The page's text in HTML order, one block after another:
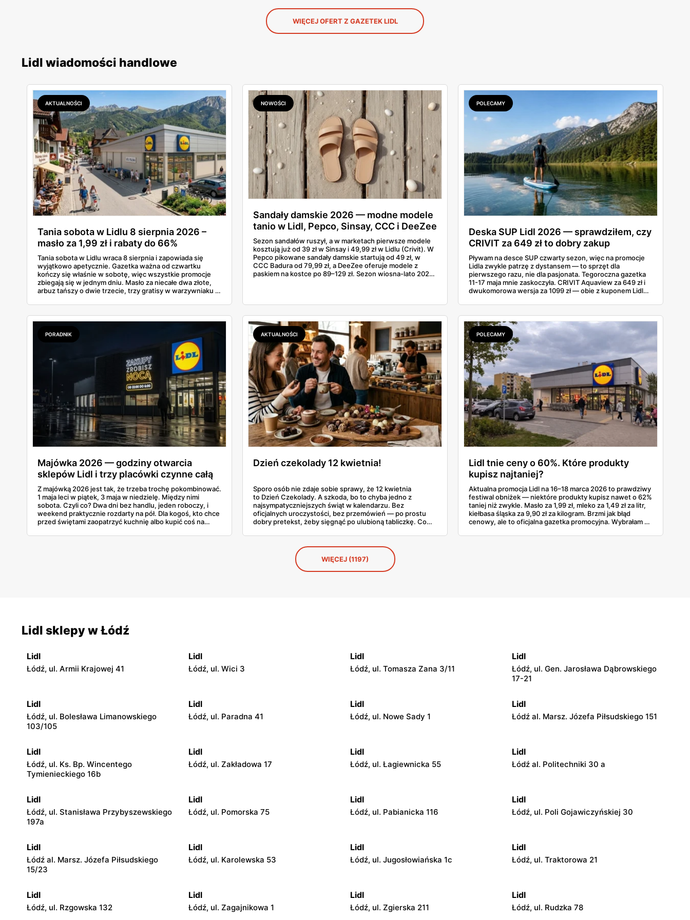
WIĘCEJ OFERT Z GAZETEK LIDL
Lidl wiadomości handlowe
AKTUALNOŚCI
Tania sobota w Lidlu 8 sierpnia 2026 –
masło za 1,99 zł i rabaty do 66%
Tania sobota w Lidlu wraca 8 sierpnia i zapowiada się
wyjątkowo apetycznie. Gazetka ważna od czwartku
kończy się właśnie w sobotę, więc wszystkie promocje
zbiegają się w jednym dniu. Masło za niecałe dwa złote,
arbuz tańszy o dwie trzecie, trzy gratisy w warzywniaku i
całą sobotnią gazetkę Lidla strona po stronie i wybrałam
to, co naprawdę się opłaca.
NOWOŚCI
Sandały damskie 2026 — modne modele
tanio w Lidl, Pepco, Sinsay, CCC i DeeZee
od 39 zł
Sezon sandałów ruszył, a w marketach pierwsze modele
kosztują już od 39 zł w Sinsay i 49,99 zł w Lidlu (Crivit). W
Pepco pikowane sandały damskie startują od 49 zł, w
CCC Badura od 79,99 zł, a DeeZee oferuje modele z
paskiem na kostce po 89–129 zł. Sezon wiosna-lato 2026
wakacje
POLECAMY
Deska SUP Lidl 2026 — sprawdziłem, czy
CRIVIT za 649 zł to dobry zakup
Pływam na desce SUP czwarty sezon, więc na promocje
Lidla zwykle patrzę z dystansem — to sprzęt dla
pierwszego razu, nie dla pasjonata. Tegoroczna gazetka
11-17 maja mnie zaskoczyła. CRIVIT Aquaview za 649 zł i
dwukomorowa wersja za 1099 zł — obie z kuponem Lidl
nośność, a do tego, jak wypadają wobec tańszych modeli
z Decathlonu.
PORADNIK
Majówka 2026 — godziny otwarcia
sklepów Lidl i trzy placówki czynne całą
dobę
Z majówką 2026 jest tak, że trzeba trochę pokombinować.
1 maja leci w piątek, 3 maja w niedzielę. Między nimi
sobota. Czyli co? Dwa dni bez handlu, jeden roboczy, i
weekend praktycznie rozdarty na pół. Dla kogoś, kto chce
przed świętami zaopatrzyć kuchnię albo kupić coś na
harmonogram puścił w świat, więc można to sobie
AKTUALNOŚCI
Dzień czekolady 12 kwietnia!
Sporo osób nie zdaje sobie sprawy, że 12 kwietnia
to Dzień Czekolady. A szkoda, bo to chyba jedno z
najsympatyczniejszych świąt w kalendarzu. Bez
oficjalnych uroczystości, bez przemówień — po prostu
dobry pretekst, żeby sięgnąć po ulubioną tabliczkę. Co
i szuka czegoś ciekawszego niż standardowa czekolada z
kiosku. No i trudno się dziwić.
POLECAMY
Lidl tnie ceny o 60%. Które produkty
kupisz najtaniej?
Aktualna promocja Lidl na 16–18 marca 2026 to prawdziwy
festiwal obniżek — niektóre produkty kupisz nawet o 62%
taniej niż zwykle. Masło za 1,99 zł, mleko za 1,49 zł za litr,
kiełbasa śląska za 9,90 zł za kilogram. Brzmi jak błąd
cenowy, ale to oficjalna gazetka promocyjna. Wybrałam z
właśnie na nie warto polować — szczególnie teraz, trzy
WIĘCEJ (1197)
Lidl sklepy w Łódź
Lidl
Łódź, ul. Armii Krajowej 41
Lidl
Łódź, ul. Wici 3
Lidl
Łódź, ul. Tomasza Zana 3/11
Lidl
Łódź, ul. Gen. Jarosława Dąbrowskiego
17-21
Lidl
Łódź, ul. Bolesława Limanowskiego
103/105
Lidl
Łódź, ul. Paradna 41
Lidl
Łódź, ul. Nowe Sady 1
Lidl
Łódź al. Marsz. Józefa Piłsudskiego 151
Lidl
Łódź, ul. Ks. Bp. Wincentego
Tymienieckiego 16b
Lidl
Łódź, ul. Zakładowa 17
Lidl
Łódź, ul. Łagiewnicka 55
Lidl
Łódź al. Politechniki 30 a
Lidl
Łódź, ul. Stanisława Przybyszewskiego
197a
Lidl
Łódź, ul. Pomorska 75
Lidl
Łódź, ul. Pabianicka 116
Lidl
Łódź, ul. Poli Gojawiczyńskiej 30
Lidl
Łódź al. Marsz. Józefa Piłsudskiego
15/23
Lidl
Łódź, ul. Karolewska 53
Lidl
Łódź, ul. Jugosłowiańska 1c
Lidl
Łódź, ul. Traktorowa 21
Lidl
Łódź, ul. Rzgowska 132
Lidl
Łódź, ul. Zagajnikowa 1
Lidl
Łódź, ul. Zgierska 211
Lidl
Łódź, ul. Rudzka 78